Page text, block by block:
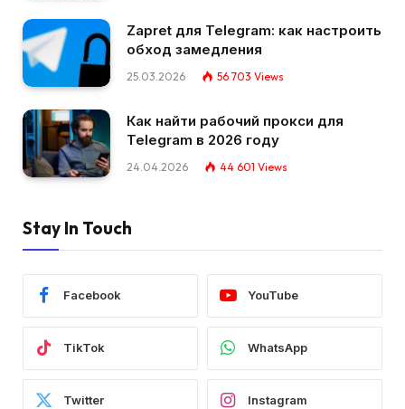
Zapret для Telegram: как настроить
обход замедления
25.03.2026 56 703 Views
Как найти рабочий прокси для
Telegram в 2026 году
24.04.2026 44 601 Views
Stay In Touch
Facebook YouTube
TikTok WhatsApp
Twitter Instagram